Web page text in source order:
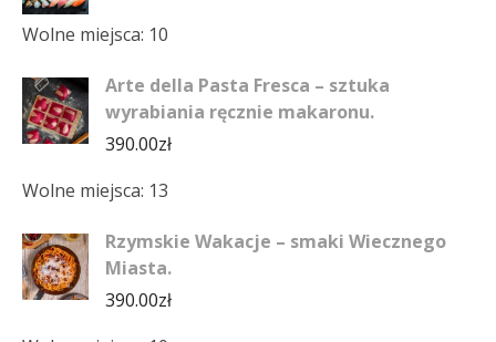
Wolne miejsca: 10
Arte della Pasta Fresca – sztuka
wyrabiania ręcznie makaronu.
390.00zł
Wolne miejsca: 13
Rzymskie Wakacje – smaki Wiecznego
Miasta.
390.00zł